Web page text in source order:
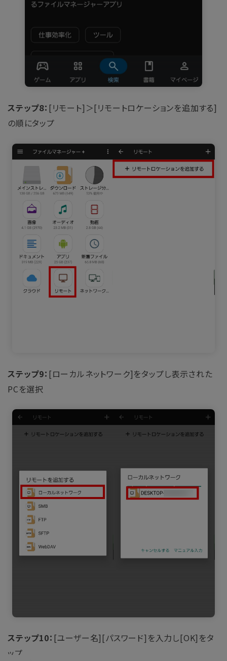
ステップ8： [リモート]＞[リモートロケーションを追加する]
の順にタップ
ステップ9： [ローカルネットワーク]をタップし表示された
PCを選択
ステップ10： [ユーザー名][パスワード]を入力し[OK]をタ
ップ